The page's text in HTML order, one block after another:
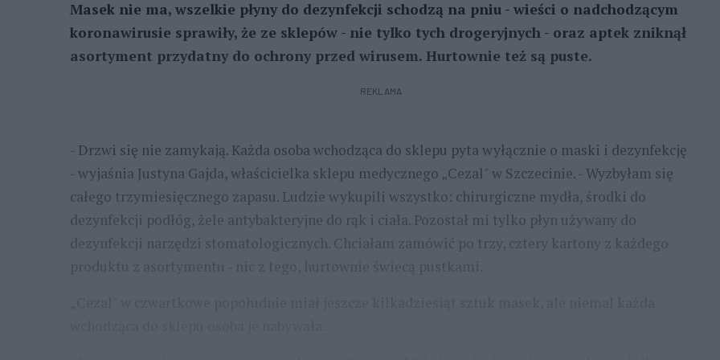
Masek nie ma, wszelkie płyny do dezynfekcji schodzą na pniu - wieści o nadchodzącym
koronawirusie sprawiły, że ze sklepów - nie tylko tych drogeryjnych - oraz aptek zniknął
asortyment przydatny do ochrony przed wirusem. Hurtownie też są puste.
REKLAMA
- Drzwi się nie zamykają. Każda osoba wchodząca do sklepu pyta wyłącznie o maski i dezynfekcję
- wyjaśnia Justyna Gajda, właścicielka sklepu medycznego „Cezal" w Szczecinie. - Wyzbyłam się
całego trzymiesięcznego zapasu. Ludzie wykupili wszystko: chirurgiczne mydła, środki do
dezynfekcji podłóg, żele antybakteryjne do rąk i ciała. Pozostał mi tylko płyn używany do
dezynfekcji narzędzi stomatologicznych. Chciałam zamówić po trzy, cztery kartony z każdego